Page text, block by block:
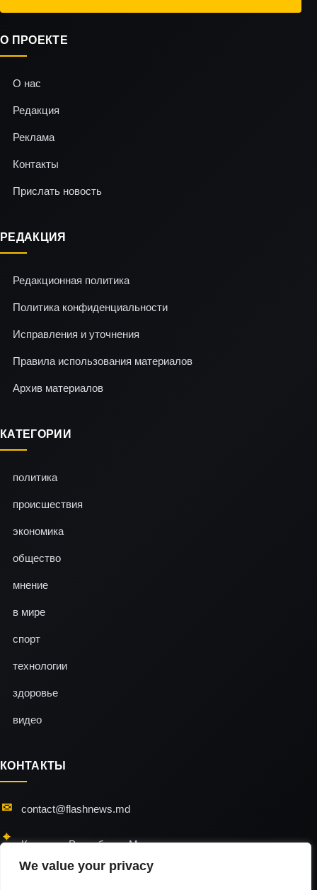
We value your privacy
О ПРОЕКТЕ
О нас
Редакция
Реклама
Контакты
Прислать новость
РЕДАКЦИЯ
Редакционная политика
Политика конфиденциальности
Исправления и уточнения
Правила использования материалов
Архив материалов
КАТЕГОРИИ
политика
происшествия
экономика
общество
мнение
в мире
спорт
технологии
здоровье
видео
КОНТАКТЫ
contact@flashnews.md
Кишинэу, Республика Молдова